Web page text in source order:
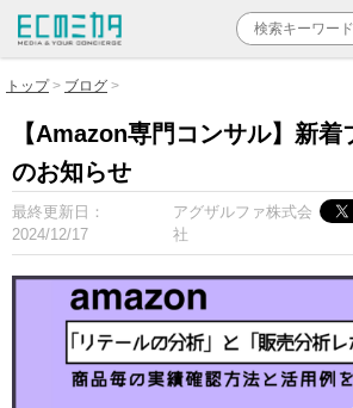
トップ ブログ
【Amazon専門コンサル】新着
のお知らせ
最終更新日：
2024/12/17
アグザルファ株式会
社